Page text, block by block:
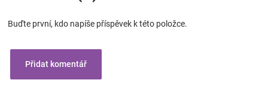
Buďte první, kdo napíše příspěvek k této položce.
Přidat komentář